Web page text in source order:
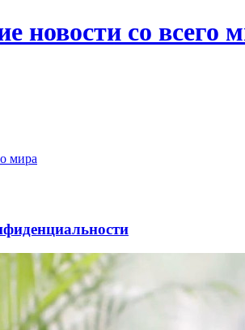
новости со всего